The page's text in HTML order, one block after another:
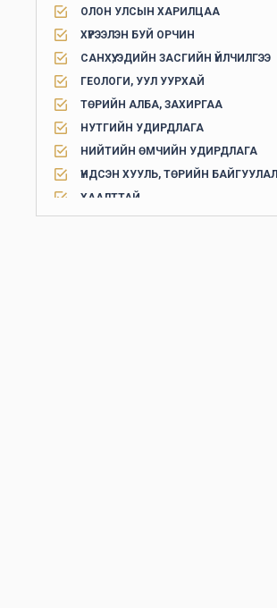
ОЛОН УЛСЫН ХАРИЛЦАА
ХҮРЭЭЛЭН БУЙ ОРЧИН
САНХҮҮ, ЭДИЙН ЗАСГИЙН ҮЙЛЧИЛГЭЭ
ГЕОЛОГИ, УУЛ УУРХАЙ
ТӨРИЙН АЛБА, ЗАХИРГАА
НУТГИЙН УДИРДЛАГА
НИЙТИЙН ӨМЧИЙН УДИРДЛАГА
ҮНДСЭН ХУУЛЬ, ТӨРИЙН БАЙГУУЛАЛ
ХААЛТТАЙ